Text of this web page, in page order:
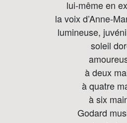
lui-même en
la voix d’Anne-
lumineuse,
soleil
à deux
à quatre
à six
Godard